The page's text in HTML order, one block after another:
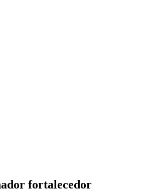
fortalecedor